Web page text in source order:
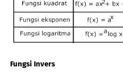
Fungsi Invers